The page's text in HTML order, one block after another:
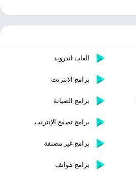
العاب اندرويد
برامج الانترنت
برامج الصيانة
برامج تصفح الإنترنت
برامج غير مصنفة
برامج هواتف